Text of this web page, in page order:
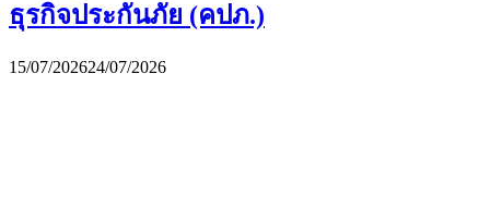
ธุรกิจประกันภัย (คปภ.)
15/07/202624/07/2026